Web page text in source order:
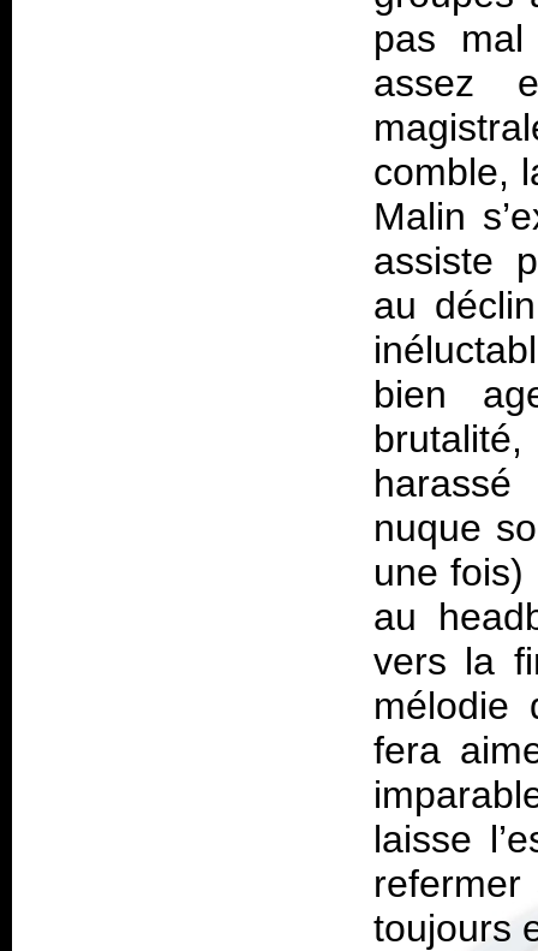
pas
assez
comble,
Malin
assiste
au
bien
nuque
une fois)
au
vers la
mélodie
fera
laisse
toujours